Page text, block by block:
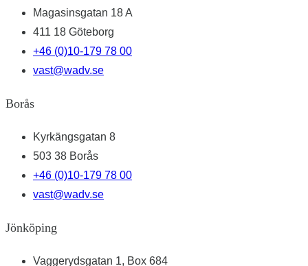
Magasinsgatan 18 A
411 18 Göteborg
+46 (0)10-179 78 00
vast@wadv.se
Borås
Kyrkängsgatan 8
503 38 Borås
+46 (0)10-179 78 00
vast@wadv.se
Jönköping
Vaggerydsgatan 1, Box 684